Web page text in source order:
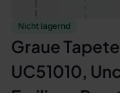
Nicht lagernd
Graue
UC51010,